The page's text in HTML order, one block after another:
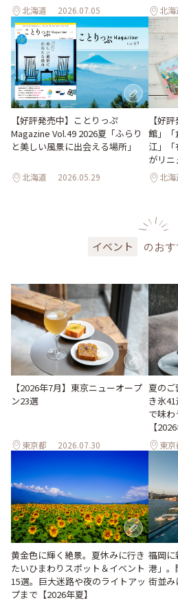
北海道 2026.07.05 北海
【好評発売中】ことりっぷ
Magazine Vol.49 2026夏「ふらり
と美しい風景に出会える場所」
北海道 2026.05.29
【好
館」「
江」
がリ
北海
イベント のお
【2026年7月】東京ニューオープ
ン23選
東京都 2026.07.30
夏の
き氷
で味
【
東京
黄金色に輝く絶景。夏休みに行き
たいひまわりスポット＆イベント
15選。巨大迷路や夜のライトアッ
プまで【2026年夏】
福岡に
港」。
街並み